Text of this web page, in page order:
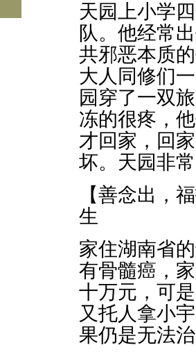
天园上小学
队。他经常
共邪恶本质
大人同修们
园穿了一双
冻的很疼，
才回家，回
坏。天园非
【善念出，
生
家住湖南省
有骨髓癌，
十万元，可
又托人拿小
果仍是无法